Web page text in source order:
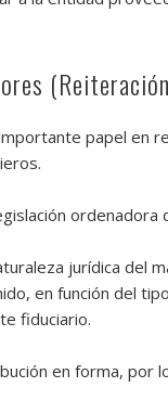
papel en
ordenadora
jurídica
en función del
fiduciario.
en forma, por